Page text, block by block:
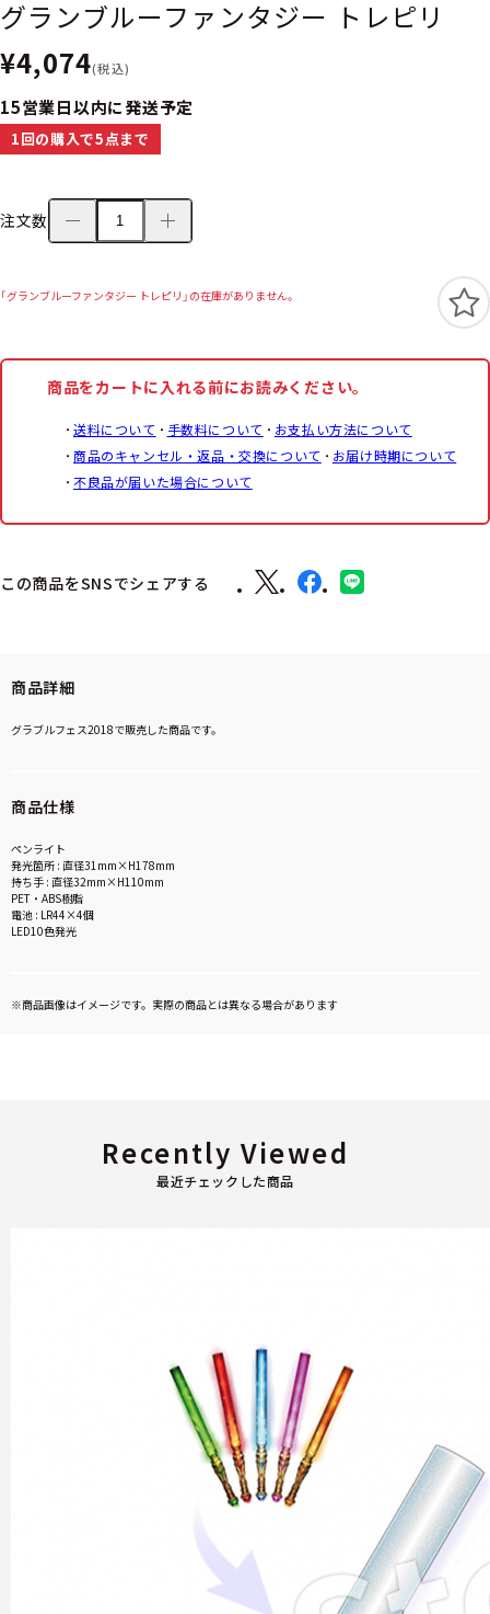
グランブルーファンタジー トレピリ
¥4,074(税込)
15営業日以内に発送予定
1回の購入で5点まで
注文数
「グランブルーファンタジー トレピリ」の在庫がありません。
商品をカートに入れる前にお読みください。
送料について 手数料について
お支払い方法について
商品のキャンセル・返品・交換について
お届け時期について
不良品が届いた場合について
この商品をSNSでシェアする
商品詳細
グラブルフェス2018で販売した商品です。
商品仕様
ペンライト
発光箇所 : 直径31mm×H178mm
持ち手 : 直径32mm×H110mm
PET・ABS樹脂
電池 : LR44×4個
LED10色発光
※商品画像はイメージです。実際の商品とは異なる場合があります
最近チェックした商品
Recently Viewed